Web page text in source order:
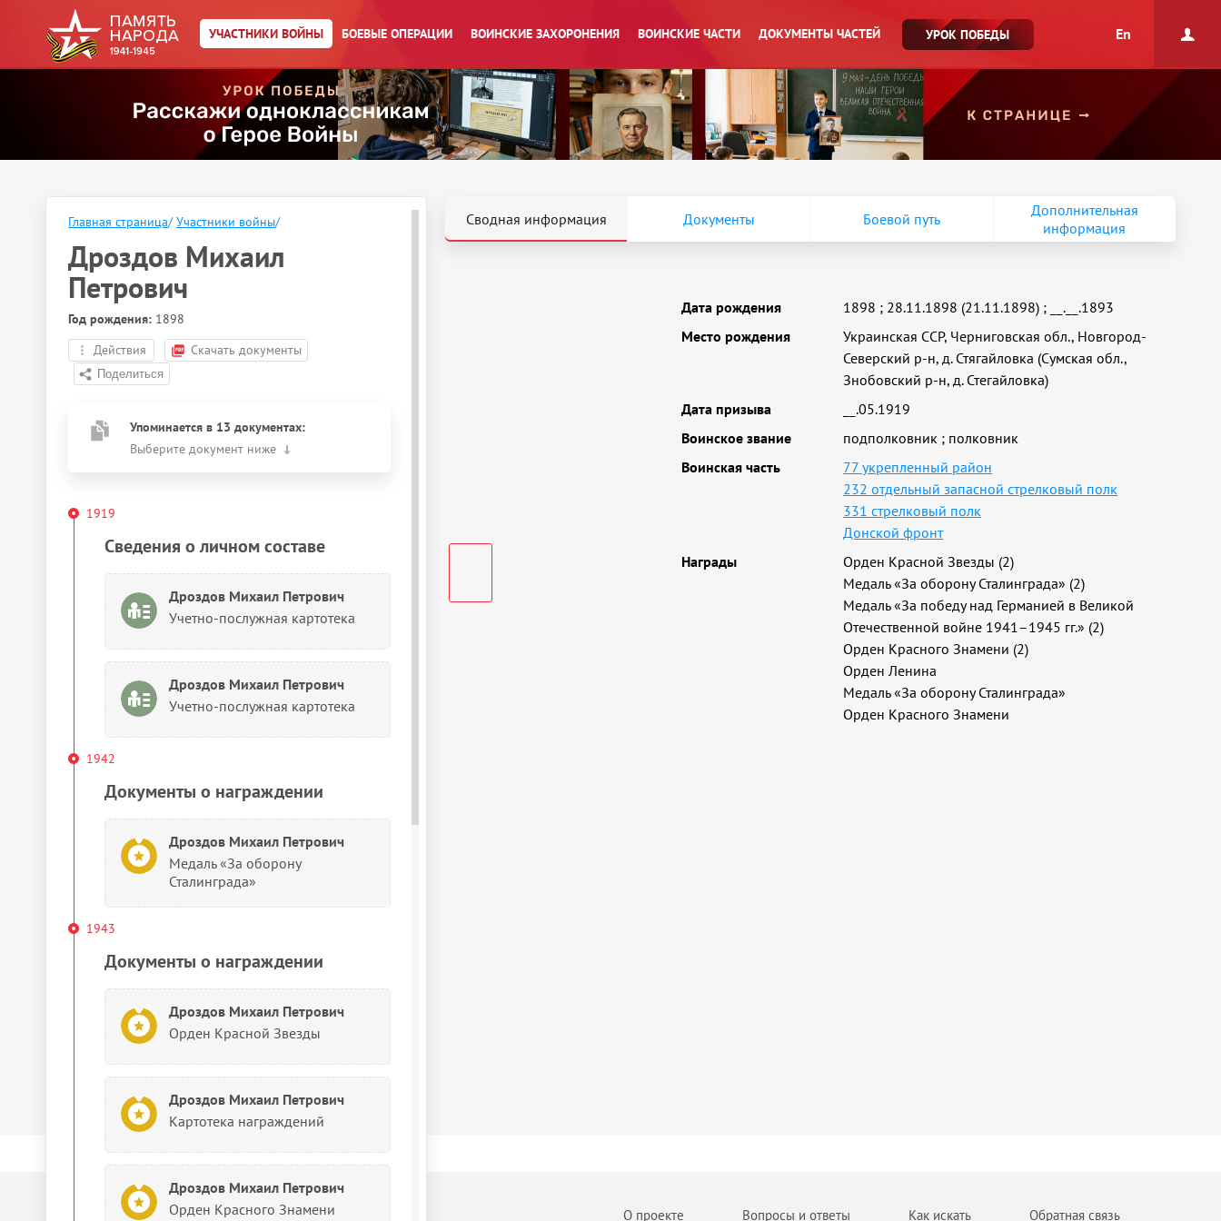
УЧАСТНИКИ ВОЙНЫ БОЕВЫЕ ОПЕРАЦИИ ВОИНСКИЕ ЗАХОРОНЕНИЯ ВОИНСКИЕ ЧАСТИ ДОКУМЕНТЫ ЧАСТЕЙ УРОК ПОБЕДЫ En
Главная страница/ Участники войны/
Дроздов Михаил
Петрович
Год рождения: 1898
Действия
Скачать документы
Упоминается в 13 документах:
Выберите документ ниже
1919
Сведения о личном составе
Дроздов Михаил Петрович
Учетно-послужная картотека
Дроздов Михаил Петрович
Учетно-послужная картотека
1942
Документы о награждении
Дроздов Михаил Петрович
Медаль «За оборону
Сталинграда»
1943
Документы о награждении
Дроздов Михаил Петрович
Орден Красной Звезды
Дроздов Михаил Петрович
Картотека награждений
Дроздов Михаил Петрович
Орден Красного Знамени
Сводная информация Документы Боевой путь
Дополнительная
информация
Дата рождения 1898 ; 28.11.1898 (21.11.1898) ;
__.__.1893
Место рождения
Украинская ССР, Черниговская обл., Новгород-
Северский р-н, д. Стягайловка (Сумская обл.,
Знобовский р-н, д. Стегайловка)
Дата призыва
__.05.1919
Воинское звание
подполковник ; полковник
Воинская часть
77 укрепленный район
232 отдельный запасной стрелковый полк
331 стрелковый полк
Донской фронт
Награды
Орден Красной Звезды (2)
Медаль «За оборону Сталинграда» (2)
Медаль «За победу над Германией в Великой
Отечественной войне 1941–1945 гг.» (2)
Орден Красного Знамени (2)
Орден Ленина
Медаль «За оборону Сталинграда»
Орден Красного Знамени
О проекте Вопросы и ответы Как искать Обратная связь